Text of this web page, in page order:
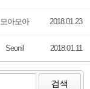
모아모아 2018.01.23
Seonil 2018.01.11
검색